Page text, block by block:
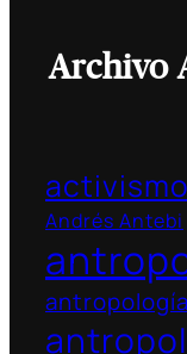
Archivo
activismo
Andrés Antebi